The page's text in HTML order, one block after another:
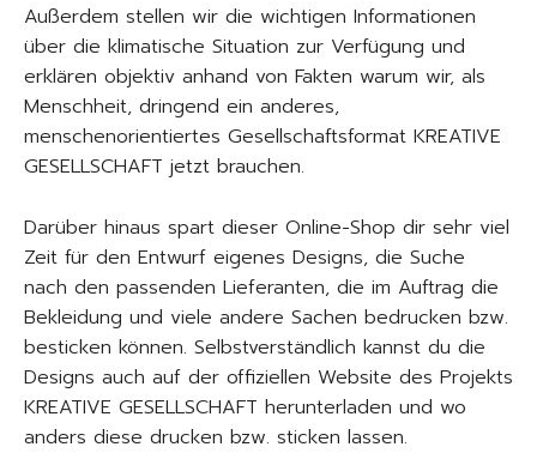
Außerdem stellen wir die wichtigen Informationen
über die klimatische Situation zur Verfügung und
erklären objektiv anhand von Fakten warum wir, als
Menschheit, dringend ein anderes,
menschenorientiertes Gesellschaftsformat KREATIVE
GESELLSCHAFT jetzt brauchen.
Darüber hinaus spart dieser Online-Shop dir sehr viel
Zeit für den Entwurf eigenes Designs, die Suche
nach den passenden Lieferanten, die im Auftrag die
Bekleidung und viele andere Sachen bedrucken bzw.
besticken können. Selbstverständlich kannst du die
Designs auch auf der offiziellen Website des Projekts
KREATIVE GESELLSCHAFT herunterladen und wo
anders diese drucken bzw. sticken lassen.